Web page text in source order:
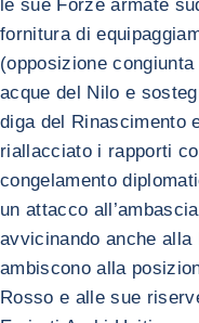
le sue Forze armate
fornitura di
(opposizione
acque del Nilo e
diga del Rinascimento
riallacciato i rapporti
congelamento
un attacco
avvicinando anche
ambiscono alla
Rosso e alle sue